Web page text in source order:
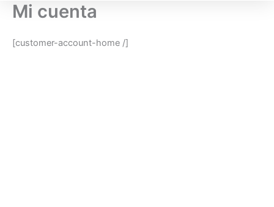
Mi cuenta
[customer-account-home /]